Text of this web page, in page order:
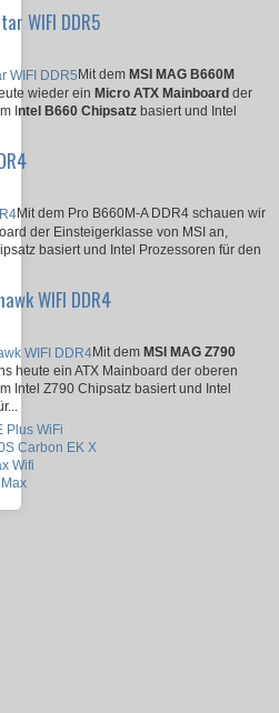
WIFI DDR5
Mit dem MSI MAG B660M
wieder ein Micro ATX Mainboard der
I ntel B660 Chipsatz basiert und Intel
Mit dem Pro B660M-A DDR4 schauen wir
der Einsteigerklasse von MSI an,
basiert und Intel Prozessoren für den
WIFI DDR4
Mit dem MSI MAG Z790
heute ein ATX Mainboard der oberen
Intel Z790 Chipsatz basiert und Intel
Plus WiFi
Carbon EK X
Wifi